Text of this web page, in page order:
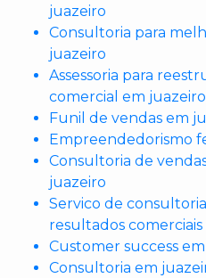
juazeiro
Consultoria para
juazeiro
Assessoria para
comercial em juazeiro
Funil de vendas em
Empreendedorismo
Consultoria de
juazeiro
Servico de
resultados
Customer success
Consultoria em